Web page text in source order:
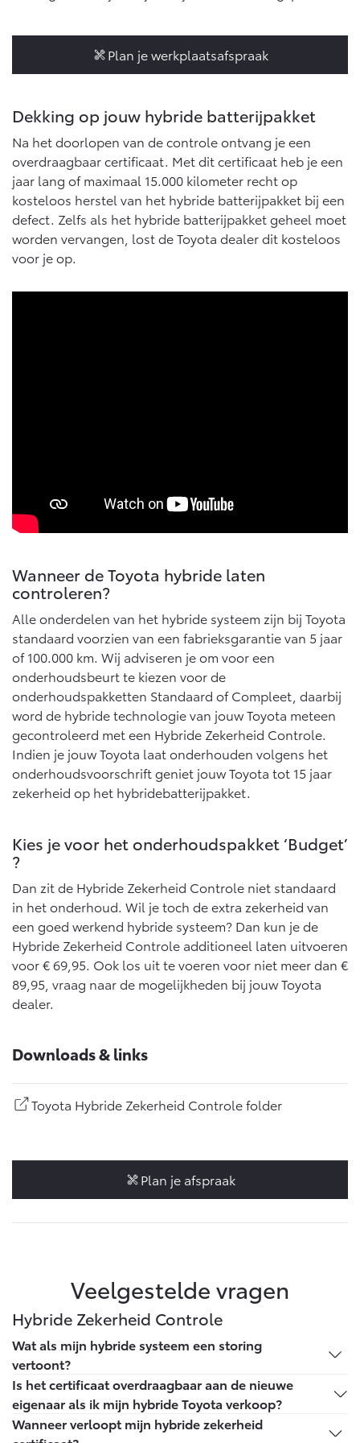
Corolla Cross
Vanaf € 39.995,-
Toyota C-HR
OOK ALS PLUG-IN
HYBRIDE
Vanaf € 36.495,-
Toyota C-HR+
BATTERIJ-ELEKTRISCH
RAV4
PLUG-IN HYBRIDE
Vanaf € 39.995,- Vanaf € 48.995,-
Mirai
Vanaf € 76.695,-
ELEKTRISCH
Vanaf € 27.945,-
Proace (excl. BTW)
OOK ALS BATTERIJ-
Vanaf € 37.500,-
Proace Verso
BATTERIJ-ELEKTRISCH
Vanaf € 55.950,-
Proace Max (excl. BTW)
OOK ALS BATTERIJ-
ELEKTRISCH
Hilux (excl. BTW)
OOK ALS BATTERIJ-
ELEKTRISCH
10 jaar batterijgarantie
Onderdelen
Accessoires
Banden
Connected
Connected Services
MyToyota login
Verzekeren
Toyota Autoverzekering
Toyota Hybride Autoverzekering
Bedrijfswagens op maat
Verzekeren
Plan je werkplaatsafspraak
Dekking op jouw hybride batterijpakket
Na het doorlopen van de controle ontvang je een
overdraagbaar certificaat. Met dit certificaat heb je een
jaar lang of maximaal 15.000 kilometer recht op
kosteloos herstel van het hybride batterijpakket bij een
defect. Zelfs als het hybride batterijpakket geheel moet
worden vervangen, lost de Toyota dealer dit kosteloos
voor je op.
Wanneer de Toyota hybride laten
controleren?
Alle onderdelen van het hybride systeem zijn bij Toyota
standaard voorzien van een fabrieksgarantie van 5 jaar
of 100.000 km. Wij adviseren je om voor een
onderhoudsbeurt te kiezen voor de
onderhoudspakketten Standaard of Compleet, daarbij
word de hybride technologie van jouw Toyota meteen
gecontroleerd met een Hybride Zekerheid Controle.
Indien je jouw Toyota laat onderhouden volgens het
onderhoudsvoorschrift geniet jouw Toyota tot 15 jaar
zekerheid op het hybridebatterijpakket.
Kies je voor het onderhoudspakket ‘Budget’
?
Dan zit de Hybride Zekerheid Controle niet standaard
in het onderhoud. Wil je toch de extra zekerheid van
een goed werkend hybride systeem? Dan kun je de
Hybride Zekerheid Controle additioneel laten uitvoeren
voor € 69,95. Ook los uit te voeren voor niet meer dan €
89,95, vraag naar de mogelijkheden bij jouw Toyota
dealer.
Downloads & links
Toyota Hybride Zekerheid Controle folder
Plan je afspraak
Veelgestelde vragen
Hybride Zekerheid Controle
Wat als mijn hybride systeem een storing
vertoont?
Binnen de looptijd van 5 jaar of 100.000 km kun je
terecht bij jouw Toyota dealer en deze brengt niets in
rekening voor het vervangen van het totale hybride
Is het certificaat overdraagbaar aan de nieuwe
eigenaar als ik mijn hybride Toyota verkoop?
Ja, het certificaat staat op naam van de auto en niet op
Wanneer verloopt mijn hybride zekerheid